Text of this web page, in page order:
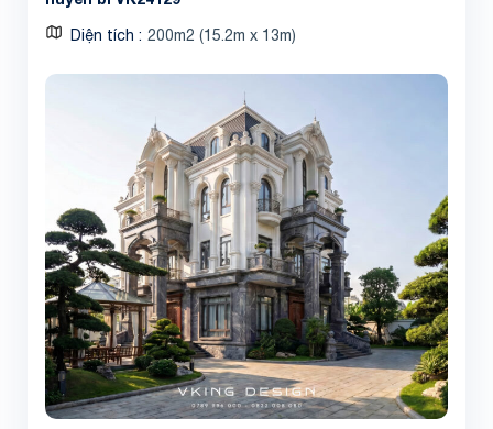
Diện tích 200m2 (15.2m x 13m)